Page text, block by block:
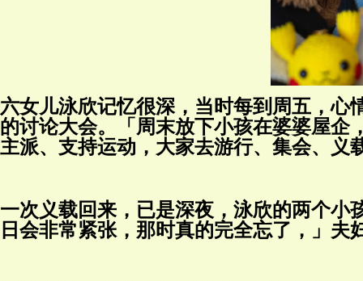
六女儿泳欣记忆很深，当时每到周五，心
的讨论大会。「周末放下小孩在婆婆屋企
主派、支持运动，大家去游行、集会、义
一次义载回来，已是深夜，泳欣的两个小
日会非常紧张，那时真的完全忘了，」